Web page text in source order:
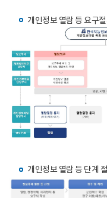
개인정보 열람 등 요구
개인정보 열람 등 단계